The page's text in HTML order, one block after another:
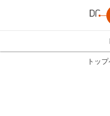
トッ